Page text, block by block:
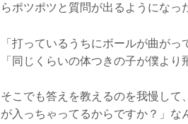
らポツポツと質問が出るようになっ
「打っているうちにボールが曲がっ
「同じくらいの体つきの子が僕より
そこでも答えを教えるのを我慢して
が入っちゃってるからですか？」な